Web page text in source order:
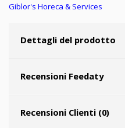
Giblor's Horeca & Services
Dettagli del prodotto
Recensioni Feedaty
Recensioni Clienti (0)